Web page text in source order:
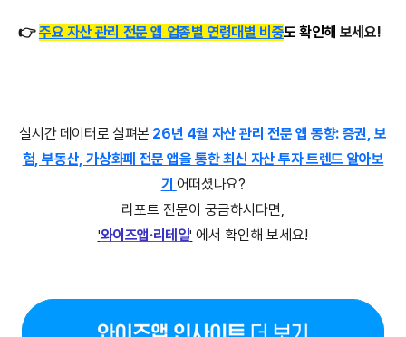
👉주요 자산 관리 전문 앱 업종별 연령대별 비중도 확인해 보세요!
실시간 데이터로 살펴본 26년 4월 자산 관리 전문 앱 동향: 증권, 보
험, 부동산, 가상화폐 전문 앱을 통한 최신 자산 투자 트렌드 알아보
기 어떠셨나요?
리포트 전문이 궁금하시다면,
'와이즈앱·리테일' 에서 확인해 보세요!